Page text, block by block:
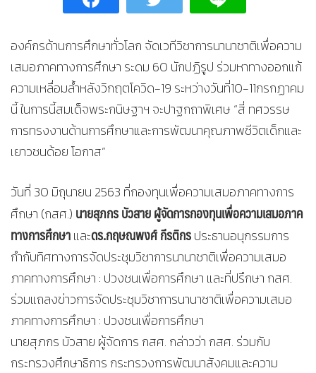
องค์กรด้านการศึกษาทั่วโลก จัดเวทีวิชาการนานาชาติเพื่อความ
เสมอภาคทางการศึกษา ระดม 60 นักปฏิรูป ร่วมหาทางออกแก้
ความเหลื่อมล้ำหลังวิกฤตโควิด-19 ระหว่างวันที่10-11กรกฏาคม
นี้ ในการนี้สมเด็จพระกนิษฐาฯ จะปาฐกถาพิเศษ “สี่ ทศวรรษ
การทรงงานด้านการศึกษาและการพัฒนาคุณภาพชีวิตเด็กและ
เยาวชนด้อย โอกาส”
วันที่ 30 มิถุนายน 2563 ที่กองทุนเพื่อความเสมอภาคทางการ
ศึกษา (กสศ.) นายสุภกร บัวสาย ผู้จัดการกองทุนเพื่อความเสมอภาค
ทางการศึกษาและดร.กฤษณพงศ์ กีรติกรประธานอนุกรรมการ
กำกับทิศทางการจัดประชุมวิชาการนานาชาติเพื่อความเสมอ
ภาคทางการศึกษา : ปวงชนเพื่อการศึกษา และที่ปรึกษา กสศ.
ร่วมแถลงข่าวการจัดประชุมวิชาการนานาชาติเพื่อความเสมอ
ภาคทางการศึกษา : ปวงชนเพื่อการศึกษา
นายสุภกร บัวสาย ผู้จัดการ กสศ. กล่าวว่า กสศ. ร่วมกับ
กระทรวงศึกษาธิการ กระทรวงการพัฒนาสังคมและความ